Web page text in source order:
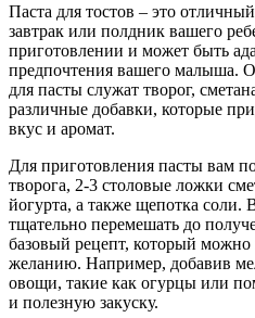
Паста для тостов – это
завтрак или полдник вашего
приготовлении и может быть
предпочтения вашего малыша.
для пасты служат творог,
различные добавки, которые
вкус и аромат.
Для приготовления пасты вам
творога, 2-3 столовые ложки
йогурта, а также щепотка
тщательно перемешать до
базовый рецепт, который
желанию. Например, добавив
овощи, такие как огурцы или
и полезную закуску.